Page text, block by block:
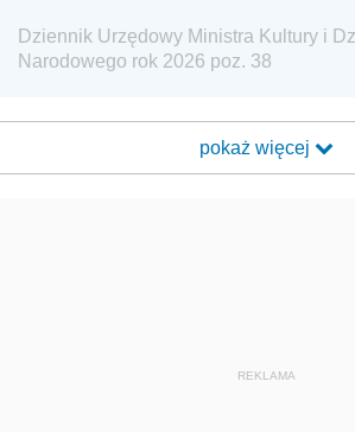
Dziennik Urzędowy Ministra Kultury i
Narodowego rok 2026 poz. 38
pokaż więcej
REKLAMA